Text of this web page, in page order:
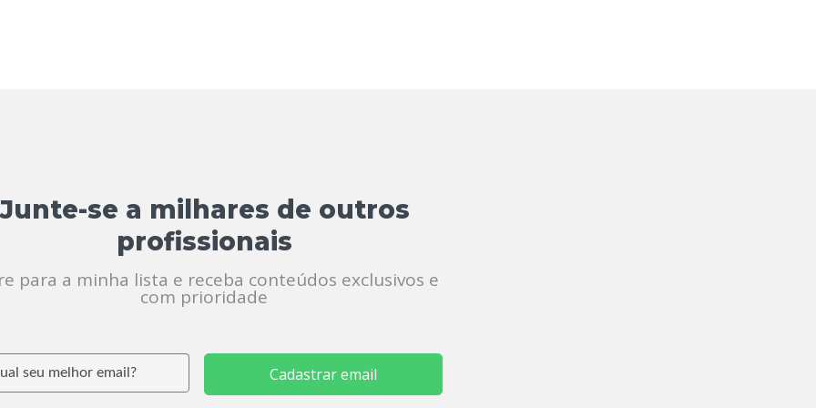
se a milhares de outros
profissionais
para a minha lista e receba conteúdos exclusivos e
com prioridade
Cadastrar email